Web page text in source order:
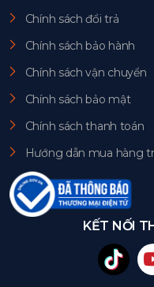
Chính sách đổi trả
Chính sách bảo hành
Chính sách vận chuyển
Chính sách bảo mật
Chính sách thanh toán
Hướng dẫn mua hàng
KẾT NỐI